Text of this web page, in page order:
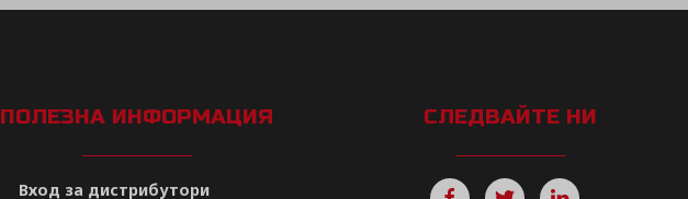
ПОЛЕЗНА ИНФОРМАЦИЯ
Вход за дистрибутори
СЛЕДВАЙТЕ НИ